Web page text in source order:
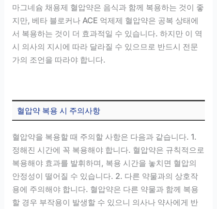
마그네슘 채용제 혈압약은 음식과 함께 복용하는 것이 좋
지만, 베타 블로커나 ACE 억제제 혈압약은 공복 상태에
서 복용하는 것이 더 효과적일 수 있습니다. 하지만 이 역
시 의사의 지시에 따라 달라질 수 있으므로 반드시 전문
가의 조언을 따라야 합니다.
혈압약 복용 시 주의사항
혈압약을 복용할 때 주의할 사항은 다음과 같습니다. 1.
정해진 시간에 꼭 복용해야 합니다. 혈압약은 규칙적으로
복용해야 효과를 발휘하며, 복용 시간을 놓치면 혈압의
안정성이 떨어질 수 있습니다. 2. 다른 약물과의 상호작
용에 주의해야 합니다. 혈압약은 다른 약물과 함께 복용
할 경우 부작용이 발생할 수 있으니 의사나 약사에게 반